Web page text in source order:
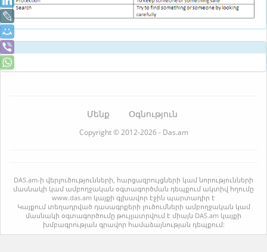
Մենք Օգնություն
Copyright © 2012-2026 - Das.am
DAS.am-ի վերլուծությունների, հարցազրույցների կամ նորությունների
մասնակի կամ ամբողջական օգտագործման դեպքում ակտիվ հղումը
www.das.am կայքի գլխավոր էջին պարտադիր է
Կայքում տեղադրված դասագրքերի լուծումների ամբողջական կամ
մասնակի օգտագործումը թույլատրվում է միայն DAS.am կայքի
խմբագրության գրավոր համաձայնության դեպքում: